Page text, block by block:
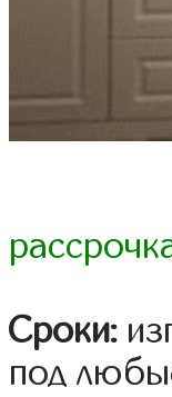
Сроки:
под